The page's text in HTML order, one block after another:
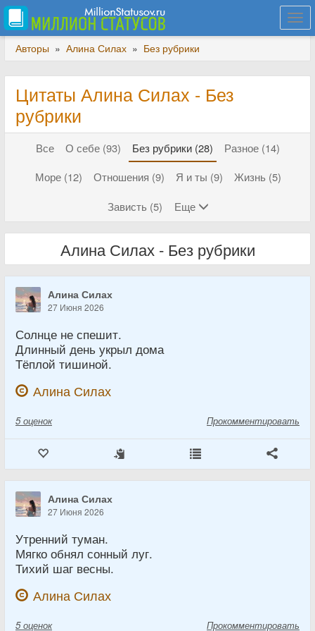
Авторы » Алина Силах » Без рубрики
Цитаты Алина Силах - Без
рубрики
Все О себе (93) Без рубрики (28)
Разное (14)
Море (12)
Отношения (9) Я и ты (9)
Жизнь (5)
Зависть (5)
Еще
Алина Силах - Без рубрики
Алина Силах
27 Июня 2026
Солнце не спешит.
Длинный день укрыл дома
Тёплой тишиной.
Алина Силах
5 оценок Прокомментировать
Алина Силах
27 Июня 2026
Утренний туман.
Мягко обнял сонный луг.
Тихий шаг весны.
Алина Силах
5 оценок Прокомментировать